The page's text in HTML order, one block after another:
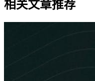
相关文章推荐